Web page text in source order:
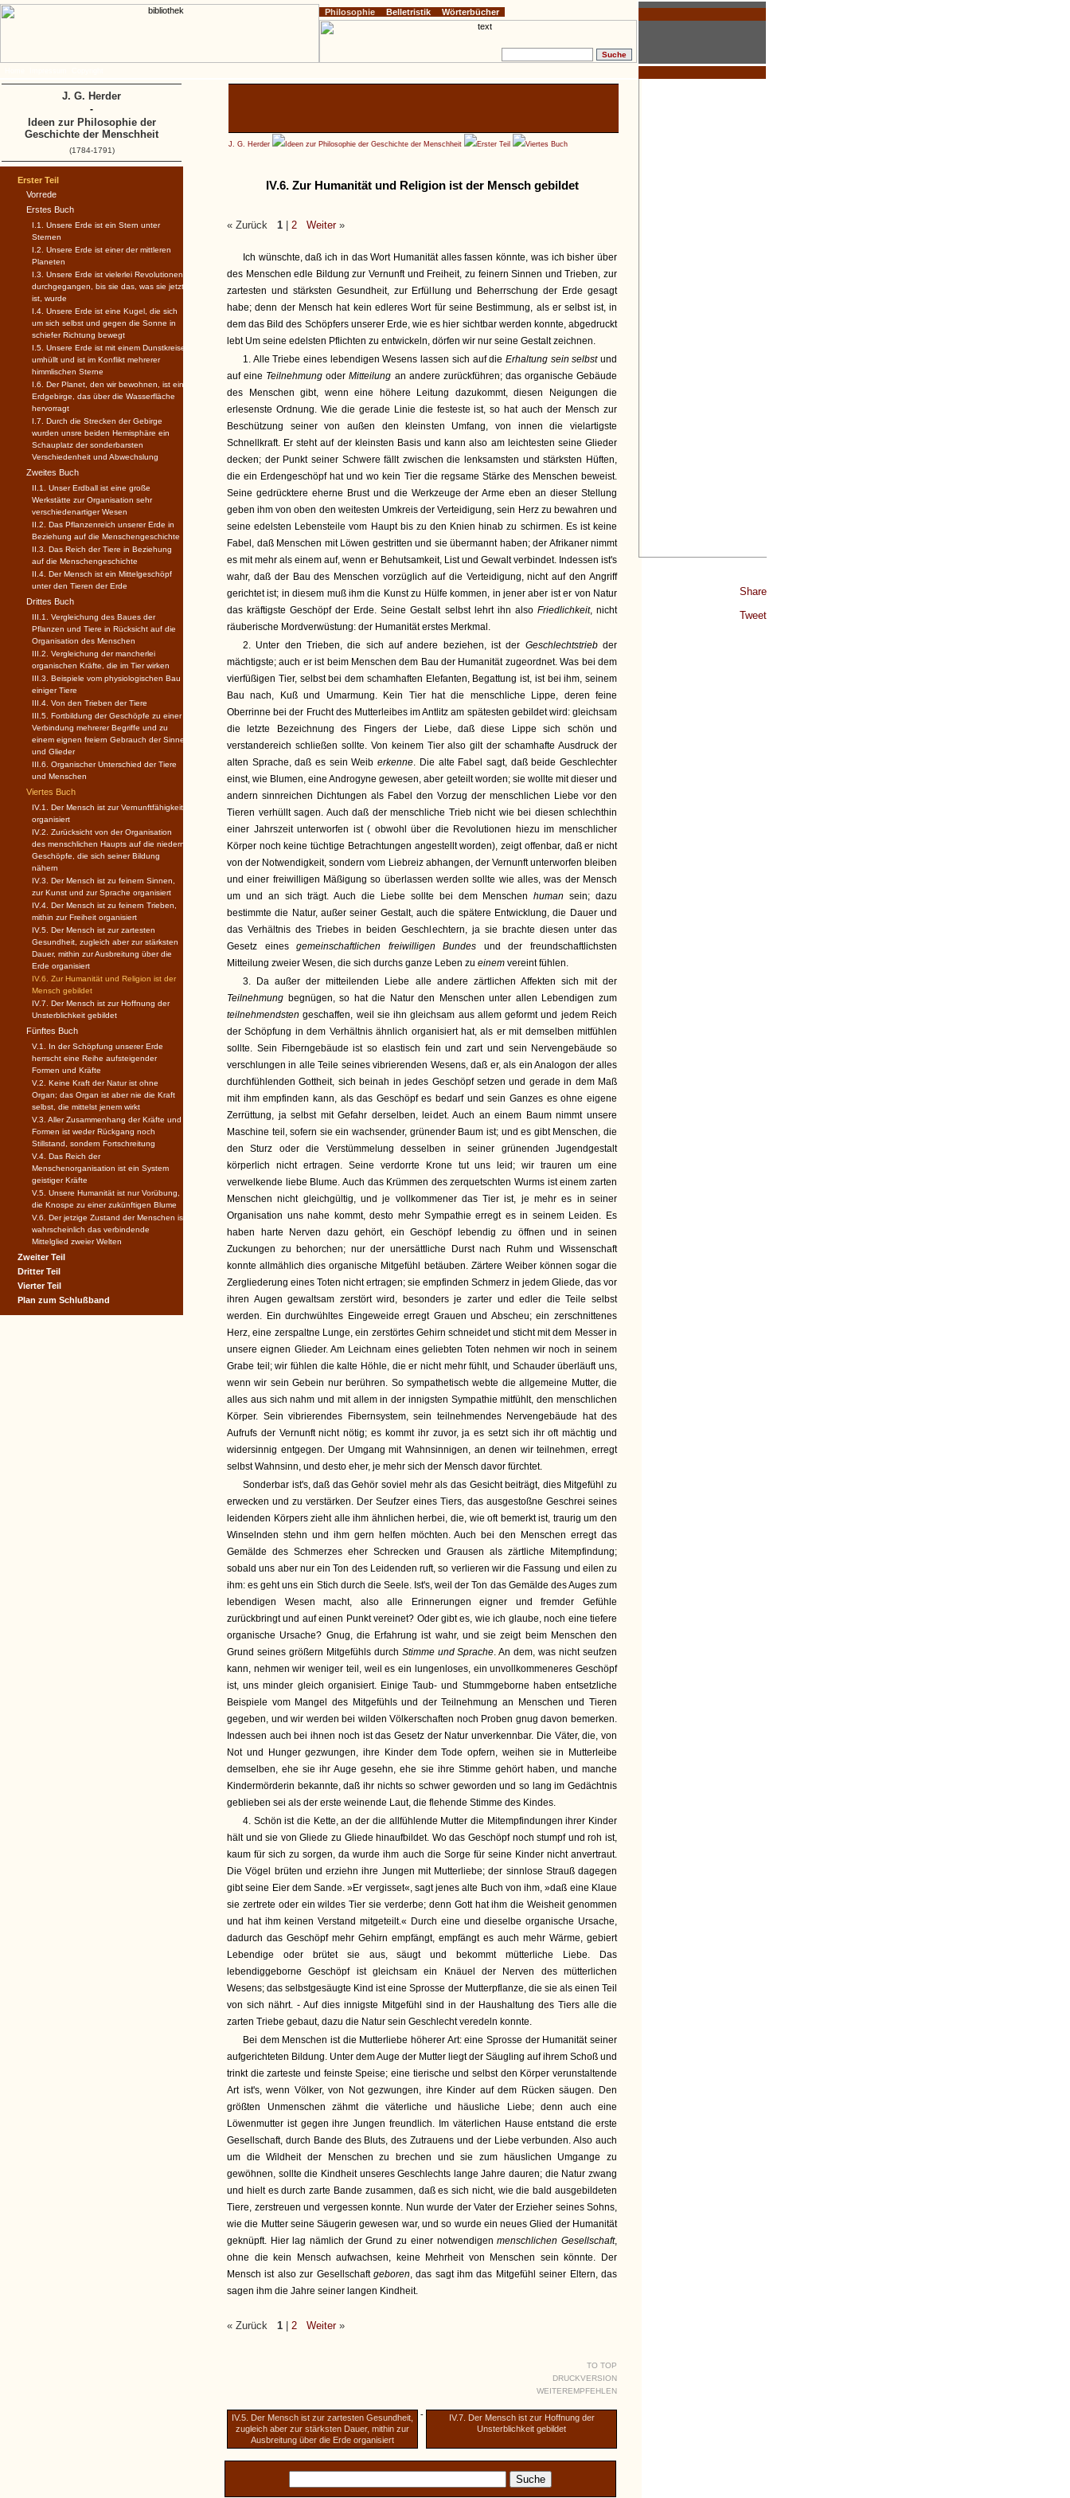
Share
Tweet
J. G. Herder Ideen zur Philosophie der Geschichte der Menschheit Erster Teil Viertes Buch
IV.6. Zur Humanität und Religion ist der Mensch gebildet
« Zurück 1 2 Weiter»
Ich wünschte, daß ich in das Wort Humanität alles fassen könnte, was ich bisher über
des Menschen edle Bildung zur Vernunft und Freiheit, zu feinern Sinnen und Trieben, zur
zartesten und stärksten Gesundheit, zur Erfüllung und Beherrschung der Erde gesagt
habe; denn der Mensch hat kein edleres Wort für seine Bestimmung, als er selbst ist, in
dem das Bild des Schöpfers unserer Erde, wie es hier sichtbar werden konnte, abgedruckt
lebt Um seine edelsten Pflichten zu entwickeln, dörfen wir nur seine Gestalt zeichnen.
1. Alle Triebe eines lebendigen Wesens lassen sich auf die Erhaltung sein selbstund
auf eine TeilnehmungoderMitteilung an andere zurückführen; das organische Gebäude
des Menschen gibt, wenn eine höhere Leitung dazukommt, diesen Neigungen die
erlesenste Ordnung. Wie die gerade Linie die festeste ist, so hat auch der Mensch zur
Beschützung seiner von außen den kleinsten Umfang, von innen die vielartigste
Schnellkraft. Er steht auf der kleinsten Basis und kann also am leichtesten seine Glieder
decken; der Punkt seiner Schwere fällt zwischen die lenksamsten und stärksten Hüften,
die ein Erdengeschöpf hat und wo kein Tier die regsame Stärke des Menschen beweist.
Seine gedrücktere eherne Brust und die Werkzeuge der Arme eben an dieser Stellung
geben ihm von oben den weitesten Umkreis der Verteidigung, sein Herz zu bewahren und
seine edelsten Lebensteile vom Haupt bis zu den Knien hinab zu schirmen. Es ist keine
Fabel, daß Menschen mit Löwen gestritten und sie übermannt haben; der Afrikaner nimmt
es mit mehr als einem auf, wenn er Behutsamkeit, List und Gewalt verbindet. Indessen ist's
wahr, daß der Bau des Menschen vorzüglich auf die Verteidigung, nicht auf den Angriff
gerichtet ist; in diesem muß ihm die Kunst zu Hülfe kommen, in jener aber ist er von Natur
das kräftigste Geschöpf der Erde. Seine Gestalt selbst lehrt ihn also Friedlichkeit, nicht
räuberische Mordverwüstung: der Humanität erstes Merkmal.
2. Unter den Trieben, die sich auf andere beziehen, ist der Geschlechtstriebder
mächtigste; auch er ist beim Menschen dem Bau der Humanität zugeordnet. Was bei dem
vierfüßigen Tier, selbst bei dem schamhaften Elefanten, Begattung ist, ist bei ihm, seinem
Bau nach, Kuß und Umarmung. Kein Tier hat die menschliche Lippe, deren feine
Oberrinne bei der Frucht des Mutterleibes im Antlitz am spätesten gebildet wird: gleichsam
die letzte Bezeichnung des Fingers der Liebe, daß diese Lippe sich schön und
verstandereich schließen sollte. Von keinem Tier also gilt der schamhafte Ausdruck der
alten Sprache, daß es sein Weiberkenne. Die alte Fabel sagt, daß beide Geschlechter
einst, wie Blumen, eine Androgyne gewesen, aber geteilt worden; sie wollte mit dieser und
andern sinnreichen Dichtungen als Fabel den Vorzug der menschlichen Liebe vor den
Tieren verhüllt sagen. Auch daß der menschliche Trieb nicht wie bei diesen schlechthin
einer Jahrszeit unterworfen ist ( obwohl über die Revolutionen hiezu im menschlicher
Körper noch keine tüchtige Betrachtungen angestellt worden), zeigt offenbar, daß er nicht
von der Notwendigkeit, sondern vom Liebreiz abhangen, der Vernunft unterworfen bleiben
und einer freiwilligen Mäßigung so überlassen werden sollte wie alles, was der Mensch
um und an sich trägt. Auch die Liebe sollte bei dem Menschenhumansein; dazu
bestimmte die Natur, außer seiner Gestalt, auch die spätere Entwicklung, die Dauer und
das Verhältnis des Triebes in beiden Geschlechtern, ja sie brachte diesen unter das
Gesetz einesgemeinschaftlichen freiwilligen Bundes und der freundschaftlichsten
Mitteilung zweier Wesen, die sich durchs ganze Leben zu einem vereint fühlen.
3. Da außer der mitteilenden Liebe alle andere zärtlichen Affekten sich mit der
Teilnehmung begnügen, so hat die Natur den Menschen unter allen Lebendigen zum
teilnehmendstengeschaffen, weil sie ihn gleichsam aus allem geformt und jedem Reich
der Schöpfung in dem Verhältnis ähnlich organisiert hat, als er mit demselben mitfühlen
sollte. Sein Fiberngebäude ist so elastisch fein und zart und sein Nervengebäude so
verschlungen in alle Teile seines vibrierenden Wesens, daß er, als ein Analogon der alles
durchfühlenden Gottheit, sich beinah in jedes Geschöpf setzen und gerade in dem Maß
mit ihm empfinden kann, als das Geschöpf es bedarf und sein Ganzes es ohne eigene
Zerrüttung, ja selbst mit Gefahr derselben, leidet. Auch an einem Baum nimmt unsere
Maschine teil, sofern sie ein wachsender, grünender Baum ist; und es gibt Menschen, die
den Sturz oder die Verstümmelung desselben in seiner grünenden Jugendgestalt
körperlich nicht ertragen. Seine verdorrte Krone tut uns leid; wir trauren um eine
verwelkende liebe Blume. Auch das Krümmen des zerquetschten Wurms ist einem zarten
Menschen nicht gleichgültig, und je vollkommener das Tier ist, je mehr es in seiner
Organisation uns nahe kommt, desto mehr Sympathie erregt es in seinem Leiden. Es
haben harte Nerven dazu gehört, ein Geschöpf lebendig zu öffnen und in seinen
Zuckungen zu behorchen; nur der unersättliche Durst nach Ruhm und Wissenschaft
konnte allmählich dies organische Mitgefühl betäuben. Zärtere Weiber können sogar die
Zergliederung eines Toten nicht ertragen; sie empfinden Schmerz in jedem Gliede, das vor
ihren Augen gewaltsam zerstört wird, besonders je zarter und edler die Teile selbst
werden. Ein durchwühltes Eingeweide erregt Grauen und Abscheu; ein zerschnittenes
Herz, eine zerspaltne Lunge, ein zerstörtes Gehirn schneidet und sticht mit dem Messer in
unsere eignen Glieder. Am Leichnam eines geliebten Toten nehmen wir noch in seinem
Grabe teil; wir fühlen die kalte Höhle, die er nicht mehr fühlt, und Schauder überläuft uns,
wenn wir sein Gebein nur berühren. So sympathetisch webte die allgemeine Mutter, die
alles aus sich nahm und mit allem in der innigsten Sympathie mitfühlt, den menschlichen
Körper. Sein vibrierendes Fibernsystem, sein teilnehmendes Nervengebäude hat des
Aufrufs der Vernunft nicht nötig; es kommt ihr zuvor, ja es setzt sich ihr oft mächtig und
widersinnig entgegen. Der Umgang mit Wahnsinnigen, an denen wir teilnehmen, erregt
selbst Wahnsinn, und desto eher, je mehr sich der Mensch davor fürchtet.
Sonderbar ist's, daß das Gehör soviel mehr als das Gesicht beiträgt, dies Mitgefühl zu
erwecken und zu verstärken. Der Seufzer eines Tiers, das ausgestoßne Geschrei seines
leidenden Körpers zieht alle ihm ähnlichen herbei, die, wie oft bemerkt ist, traurig um den
Winselnden stehn und ihm gern helfen möchten. Auch bei den Menschen erregt das
Gemälde des Schmerzes eher Schrecken und Grausen als zärtliche Mitempfindung;
sobald uns aber nur ein Ton des Leidenden ruft, so verlieren wir die Fassung und eilen zu
ihm: es geht uns ein Stich durch die Seele. Ist's, weil der Ton das Gemälde des Auges zum
lebendigen Wesen macht, also alle Erinnerungen eigner und fremder Gefühle
zurückbringt und auf einen Punkt vereinet? Oder gibt es, wie ich glaube, noch eine tiefere
organische Ursache? Gnug, die Erfahrung ist wahr, und sie zeigt beim Menschen den
Grund seines größern Mitgefühls durch Stimme und Sprache. An dem, was nicht seufzen
kann, nehmen wir weniger teil, weil es ein lungenloses, ein unvollkommeneres Geschöpf
ist, uns minder gleich organisiert. Einige Taub- und Stummgeborne haben entsetzliche
Beispiele vom Mangel des Mitgefühls und der Teilnehmung an Menschen und Tieren
gegeben, und wir werden bei wilden Völkerschaften noch Proben gnug davon bemerken.
Indessen auch bei ihnen noch ist das Gesetz der Natur unverkennbar. Die Väter, die, von
Not und Hunger gezwungen, ihre Kinder dem Tode opfern, weihen sie in Mutterleibe
demselben, ehe sie ihr Auge gesehn, ehe sie ihre Stimme gehört haben, und manche
Kindermörderin bekannte, daß ihr nichts so schwer geworden und so lang im Gedächtnis
geblieben sei als der erste weinende Laut, die flehende Stimme des Kindes.
4. Schön ist die Kette, an der die allfühlende Mutter die Mitempfindungen ihrer Kinder
hält und sie von Gliede zu Gliede hinaufbildet. Wo das Geschöpf noch stumpf und roh ist,
kaum für sich zu sorgen, da wurde ihm auch die Sorge für seine Kinder nicht anvertraut.
Die Vögel brüten und erziehn ihre Jungen mit Mutterliebe; der sinnlose Strauß dagegen
gibt seine Eier dem Sande. »Er vergisset«, sagt jenes alte Buch von ihm, »daß eine Klaue
sie zertrete oder ein wildes Tier sie verderbe; denn Gott hat ihm die Weisheit genommen
und hat ihm keinen Verstand mitgeteilt.« Durch eine und dieselbe organische Ursache,
dadurch das Geschöpf mehr Gehirn empfängt, empfängt es auch mehr Wärme, gebiert
Lebendige oder brütet sie aus, säugt und bekommt mütterliche Liebe. Das
lebendiggeborne Geschöpf ist gleichsam ein Knäuel der Nerven des mütterlichen
Wesens; das selbstgesäugte Kind ist eine Sprosse der Mutterpflanze, die sie als einen Teil
von sich nährt. - Auf dies innigste Mitgefühl sind in der Haushaltung des Tiers alle die
zarten Triebe gebaut, dazu die Natur sein Geschlecht veredeln konnte.
Bei dem Menschen ist die Mutterliebe höherer Art: eine Sprosse der Humanität seiner
aufgerichteten Bildung. Unter dem Auge der Mutter liegt der Säugling auf ihrem Schoß und
trinkt die zarteste und feinste Speise; eine tierische und selbst den Körper verunstaltende
Art ist's, wenn Völker, von Not gezwungen, ihre Kinder auf dem Rücken säugen. Den
größten Unmenschen zähmt die väterliche und häusliche Liebe; denn auch eine
Löwenmutter ist gegen ihre Jungen freundlich. Im väterlichen Hause entstand die erste
Gesellschaft, durch Bande des Bluts, des Zutrauens und der Liebe verbunden. Also auch
um die Wildheit der Menschen zu brechen und sie zum häuslichen Umgange zu
gewöhnen, sollte die Kindheit unseres Geschlechts lange Jahre dauren; die Natur zwang
und hielt es durch zarte Bande zusammen, daß es sich nicht, wie die bald ausgebildeten
Tiere, zerstreuen und vergessen konnte. Nun wurde der Vater der Erzieher seines Sohns,
wie die Mutter seine Säugerin gewesen war, und so wurde ein neues Glied der Humanität
geknüpft. Hier lag nämlich der Grund zu einer notwendigenmenschlichen Gesellschaft,
ohne die kein Mensch aufwachsen, keine Mehrheit von Menschen sein könnte. Der
Mensch ist also zur Gesellschaft geboren, das sagt ihm das Mitgefühl seiner Eltern, das
sagen ihm die Jahre seiner langen Kindheit.
« Zurück 1 2 Weiter»
TO TOP
DRUCKVERSION
WEITEREMPFEHLEN
IV.5. Der Mensch ist zur zartesten Gesundheit,
zugleich aber zur stärksten Dauer, mithin zur
Ausbreitung über die Erde organisiert
-
IV.7. Der Mensch ist zur Hoffnung der
Unsterblichkeit gebildet
Erster Teil
Vorrede
Erstes Buch
I.1. Unsere Erde ist ein Stern unter
Sternen
I.2. Unsere Erde ist einer der mittleren
Planeten
I.3. Unsere Erde ist vielerlei Revolutionen
durchgegangen, bis sie das, was sie jetzt
ist, wurde
I.4. Unsere Erde ist eine Kugel, die sich
um sich selbst und gegen die Sonne in
schiefer Richtung bewegt
I.5. Unsere Erde ist mit einem Dunstkreise
umhüllt und ist im Konflikt mehrerer
himmlischen Sterne
I.6. Der Planet, den wir bewohnen, ist ein
Erdgebirge, das über die Wasserfläche
hervorragt
I.7. Durch die Strecken der Gebirge
wurden unsre beiden Hemisphäre ein
Schauplatz der sonderbarsten
Verschiedenheit und Abwechslung
Zweites Buch
II.1. Unser Erdball ist eine große
Werkstätte zur Organisation sehr
verschiedenartiger Wesen
II.2. Das Pflanzenreich unserer Erde in
Beziehung auf die Menschengeschichte
II.3. Das Reich der Tiere in Beziehung
auf die Menschengeschichte
II.4. Der Mensch ist ein Mittelgeschöpf
unter den Tieren der Erde
Drittes Buch
III.1. Vergleichung des Baues der
Pflanzen und Tiere in Rücksicht auf die
Organisation des Menschen
III.2. Vergleichung der mancherlei
organischen Kräfte, die im Tier wirken
III.3. Beispiele vom physiologischen Bau
einiger Tiere
III.4. Von den Trieben der Tiere
III.5. Fortbildung der Geschöpfe zu einer
Verbindung mehrerer Begriffe und zu
einem eignen freiern Gebrauch der Sinne
und Glieder
III.6. Organischer Unterschied der Tiere
und Menschen
Viertes Buch
IV.1. Der Mensch ist zur Vernunftfähigkeit
organisiert
IV.2. Zurücksicht von der Organisation
des menschlichen Haupts auf die niedern
Geschöpfe, die sich seiner Bildung
nähern
IV.3. Der Mensch ist zu feinern Sinnen,
zur Kunst und zur Sprache organisiert
IV.4. Der Mensch ist zu feinern Trieben,
mithin zur Freiheit organisiert
IV.5. Der Mensch ist zur zartesten
Gesundheit, zugleich aber zur stärksten
Dauer, mithin zur Ausbreitung über die
Erde organisiert
IV.6. Zur Humanität und Religion ist der
Mensch gebildet
IV.7. Der Mensch ist zur Hoffnung der
Unsterblichkeit gebildet
Fünftes Buch
V.1. In der Schöpfung unserer Erde
herrscht eine Reihe aufsteigender
Formen und Kräfte
V.2. Keine Kraft der Natur ist ohne
Organ; das Organ ist aber nie die Kraft
selbst, die mittelst jenem wirkt
V.3. Aller Zusammenhang der Kräfte und
Formen ist weder Rückgang noch
Stillstand, sondern Fortschreitung
V.4. Das Reich der
Menschenorganisation ist ein System
geistiger Kräfte
V.5. Unsere Humanität ist nur Vorübung,
die Knospe zu einer zukünftigen Blume
V.6. Der jetzige Zustand der Menschen ist
wahrscheinlich das verbindende
Mittelglied zweier Welten
Zweiter Teil
Dritter Teil
Vierter Teil
Plan zum Schlußband
Philosophie Belletristik Wörterbücher
J. G. Herder
-
Ideen zur Philosophie der
Geschichte der Menschheit
(1784-1791)